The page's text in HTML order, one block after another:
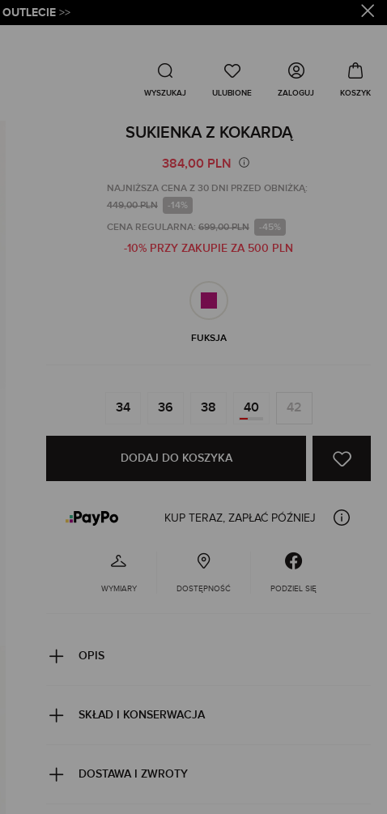
OUTLECIE >>
ZALOGUJ
SUKIENKA Z KOKARDĄ
384,00 PLN
NAJNIŻSZA CENA Z 30 DNI PRZED OBNIŻKĄ:
449,00 PLN
-14%
CENA REGULARNA: 699,00 PLN -45%
-10% PRZY ZAKUPIE ZA 500 PLN
FUKSJA
34 36 38 40 42
DODAJ DO KOSZYKA
KUP TERAZ, ZAPŁAĆ PÓŹNIEJ
WYMIARY DOSTĘPNOŚĆ PODZIEL SIĘ
OPIS
SKŁAD I KONSERWACJA
DOSTAWA I ZWROTY